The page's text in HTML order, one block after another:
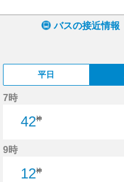
バスの接近情報
平日
7時
42神
9時
12神